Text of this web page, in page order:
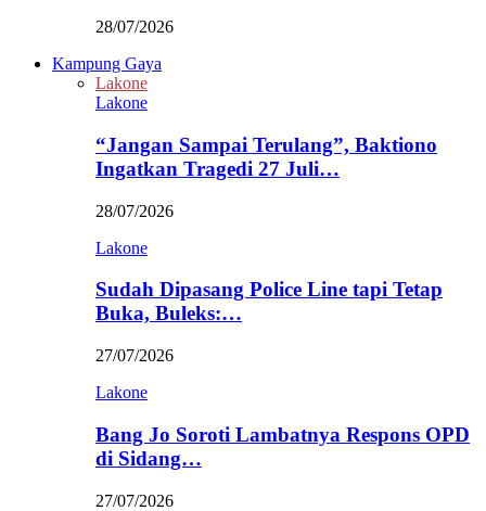
28/07/2026
Kampung Gaya
Lakone
Lakone
“Jangan Sampai Terulang”, Baktiono
Ingatkan Tragedi 27 Juli…
28/07/2026
Lakone
Sudah Dipasang Police Line tapi Tetap
Buka, Buleks:…
27/07/2026
Lakone
Bang Jo Soroti Lambatnya Respons OPD
di Sidang…
27/07/2026